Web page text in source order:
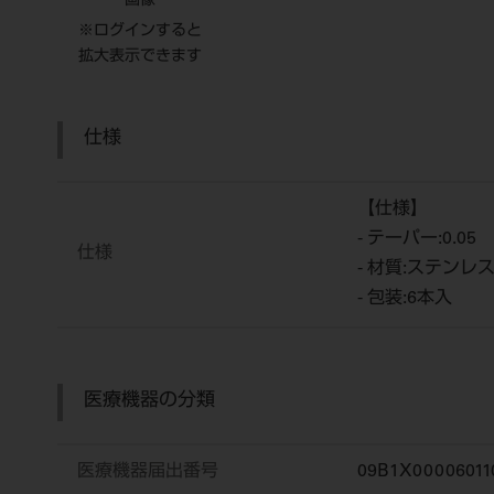
※ログインすると
拡大表示できます
仕様
仕様
【仕様】
- テーパー:0.05
- 材質:ステンレ
- 包装:6本入
医療機器の分類
医療機器届出番号